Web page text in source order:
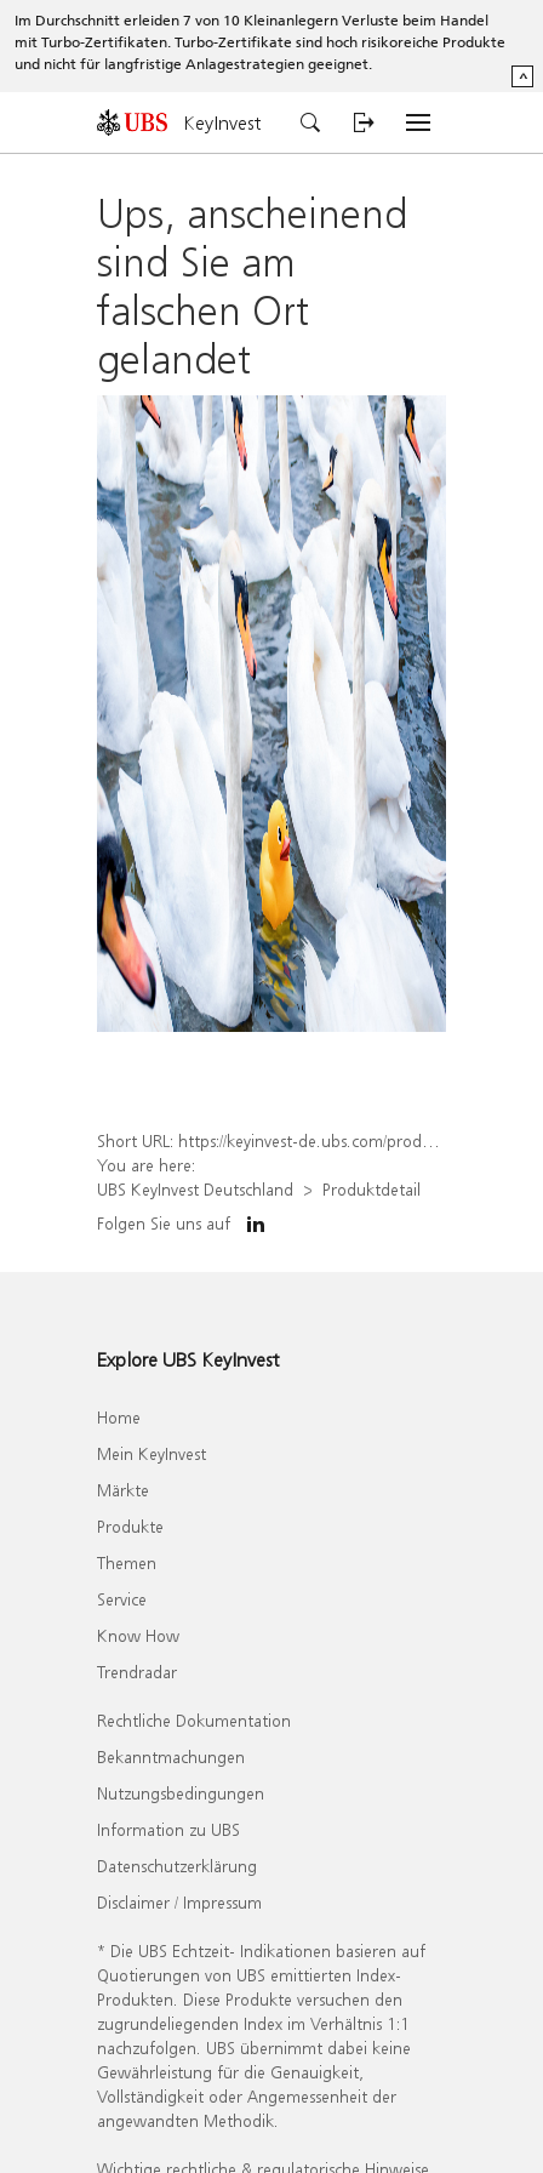
Im Durchschnitt erleiden 7 von 10 Kleinanlegern Verluste beim Handel
mit Turbo-Zertifikaten. Turbo-Zertifikate sind hoch risikoreiche Produkte
und nicht für langfristige Anlagestrategien geeignet.
^
KeyInvest
Ups, anscheinend
sind Sie am
falschen Ort
gelandet
Short URL: https://keyinvest-de.ubs.com/produkt/detail/index/isin/DE000WA7FB79
You are here:
UBS KeyInvest Deutschland
Produktdetail
Folgen Sie uns auf
Explore UBS KeyInvest
Home
Mein KeyInvest
Märkte
Produkte
Themen
Service
Know How
Trendradar
Rechtliche Dokumentation
Bekanntmachungen
Nutzungsbedingungen
Information zu UBS
Datenschutzerklärung
Disclaimer / Impressum
* Die UBS Echtzeit- Indikationen basieren auf
Quotierungen von UBS emittierten Index-
Produkten. Diese Produkte versuchen den
zugrundeliegenden Index im Verhältnis 1:1
nachzufolgen. UBS übernimmt dabei keine
Gewährleistung für die Genauigkeit,
Vollständigkeit oder Angemessenheit der
angewandten Methodik.